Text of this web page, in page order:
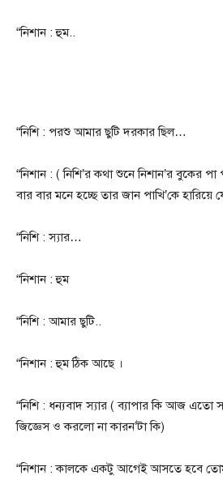
“নিশান : হুম..
“নিশি : পরশু আমার ছুটি দরকার ছিল…
“নিশান : ( নিশি’র কথা শুনে নিশান’র বুকের পা
বার বার মনে হচ্ছে তার জান পাখি’কে হারিয়ে
“নিশি : স্যার…
“নিশান : হুম
“নিশি : আমার ছুটি..
“নিশান : হুম ঠিক আছে ।
“নিশি : ধন্যবাদ স্যার ( ব্যাপার কি আজ এতো
জিজ্ঞেস ও করলো না কারন’টা কি)
“নিশান : কালকে একটু আগেই আসতে হবে